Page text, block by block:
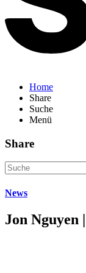
Home
Share
Suche
Menü
Share
News
Jon